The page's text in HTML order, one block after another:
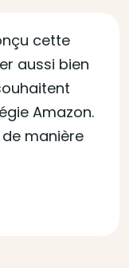
cette
aussi bien
Amazon.
manière